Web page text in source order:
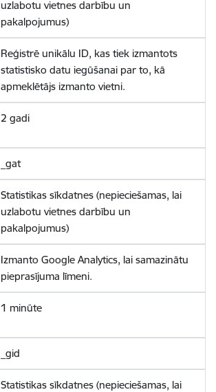
uzlabotu vietnes darbību un
pakalpojumus)
Reģistrē unikālu ID, kas tiek izmantots
statistisko datu iegūšanai par to, kā
apmeklētājs izmanto vietni.
2 gadi
_gat
Statistikas sīkdatnes (nepieciešamas, lai
uzlabotu vietnes darbību un
pakalpojumus)
Izmanto Google Analytics, lai samazinātu
pieprasījuma līmeni.
1 minūte
_gid
Statistikas sīkdatnes (nepieciešamas, lai